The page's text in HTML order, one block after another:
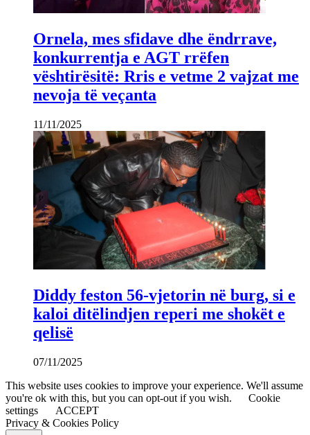
Ornela, mes sfidave dhe ëndrrave,
konkurrentja e AGT rrëfen
vështirësitë: Rris e vetme 2 vajzat me
nevoja të veçanta
11/11/2025
Diddy feston 56-vjetorin në burg, si e
kaloi ditëlindjen reperi me shokët e
qelisë
07/11/2025
This website uses cookies to improve your experience. We'll assume
you're ok with this, but you can opt-out if you wish.
Cookie
settings
ACCEPT
Privacy & Cookies Policy